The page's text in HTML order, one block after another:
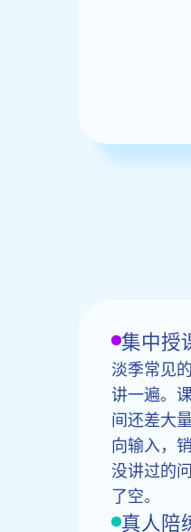
集中授
淡季常见
讲一遍。
间还差大
向输入，
没讲过的
了空。
真人陪